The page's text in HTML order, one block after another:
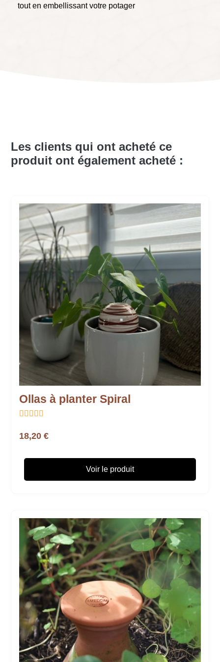
tout en embellissant votre potager
Les clients qui ont acheté ce
produit ont également acheté :
Ollas à planter Spiral
    
18,20 €
Voir le produit